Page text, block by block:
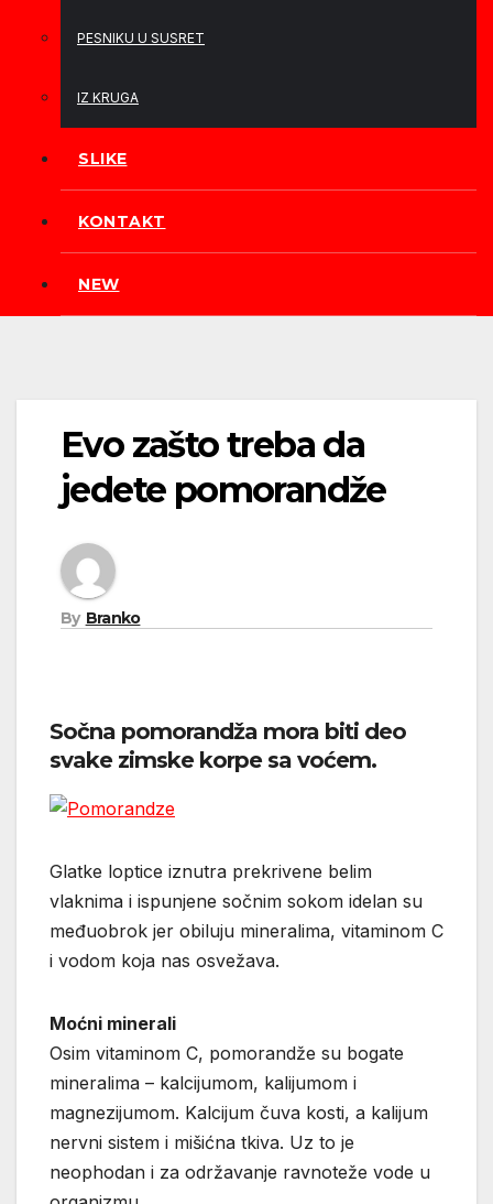
PESNIKU U SUSRET
IZ KRUGA
SLIKE
KONTAKT
NEW
Evo zašto treba da
jedete pomorandže
By Branko
Sočna pomorandža mora biti deo
svake zimske korpe sa voćem.
Glatke loptice iznutra prekrivene belim
vlaknima i ispunjene sočnim sokom idelan su
međuobrok jer obiluju mineralima, vitaminom C
i vodom koja nas osvežava.
Moćni minerali
Osim vitaminom C, pomorandže su bogate
mineralima – kalcijumom, kalijumom i
magnezijumom. Kalcijum čuva kosti, a kalijum
nervni sistem i mišićna tkiva. Uz to je
neophodan i za održavanje ravnoteže vode u